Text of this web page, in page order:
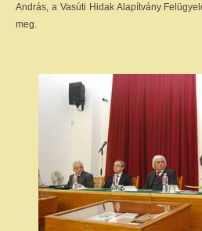
András, a Vasúti Hidak Alapítvány
meg.